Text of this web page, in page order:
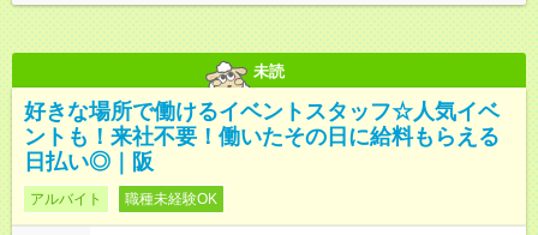
未読
好きな場所で働けるイベントスタッフ☆人気イベ
ントも！来社不要！働いたその日に給料もらえる
日払い◎｜阪
アルバイト 職種未経験OK